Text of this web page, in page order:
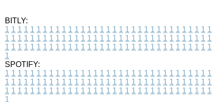
BITLY:
1 1 1 1 1 1 1 1 1 1 1 1 1 1 1 1 1 1 1 1 1 1 1 1 1 1 1 1 1 1 1 1 1
1 1 1 1 1 1 1 1 1 1 1 1 1 1 1 1 1 1 1 1 1 1 1 1 1 1 1 1 1 1 1 1 1
1 1 1 1 1 1 1 1 1 1 1 1 1 1 1 1 1 1 1 1 1 1 1 1 1 1 1 1 1 1 1 1 1
1
SPOTIFY:
1 1 1 1 1 1 1 1 1 1 1 1 1 1 1 1 1 1 1 1 1 1 1 1 1 1 1 1 1 1 1 1 1
1 1 1 1 1 1 1 1 1 1 1 1 1 1 1 1 1 1 1 1 1 1 1 1 1 1 1 1 1 1 1 1 1
1 1 1 1 1 1 1 1 1 1 1 1 1 1 1 1 1 1 1 1 1 1 1 1 1 1 1 1 1 1 1 1 1
1